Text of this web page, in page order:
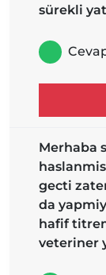
sürekli
Merhaba
gecti
da
hafif
veteriner